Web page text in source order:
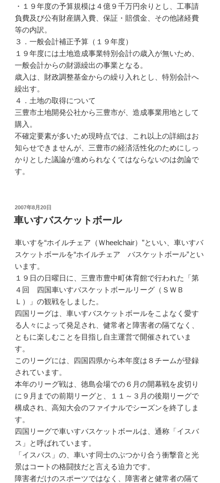
・１９年度の予算規模は４億９千万円余りとし、工事請
負費及び公有財産購入費、保証・賠償金、その他諸経費
等の内訳。
３．一般会計補正予算（１９年度）
１９年度には土地造成事業特別会計の歳入が無いため、
一般会計からの財源繰出の事業となる。
歳入は、財政調整基金からの繰り入れとし、特別会計へ
繰出す。
４．土地の取得について
三豊市土地開発公社から三豊市が、造成事業用地として
購入。
不確定要素が多いため現時点では、これ以上の詳細はお
知らせできませんが、三豊市の経済活性化のためにしっ
かりとした議論が進められなくてはならないのは勿論で
す。
投
稿
日:
2007年8月20日
車いすバスケットボール
車いすを“ホイルチェア（Ｗheelchair）”といい、車いすバ
スケットボールを“ホイルチェア バスケットボール”とい
います。
１９日の日曜日に、三豊市豊中町体育館で行われた「第
４回 四国車いすバスケットボールリーグ（ＳＷＢ
Ｌ）」の観戦をしました。
四国リーグは、車いすバスケットボールをこよなく愛す
る人々によって発足され、健常者と障害者の隔てなく、
ともに楽しむことを目指し自主運営で開催されていま
す。
このリーグには、四国四県から本年度は８チームが登録
されています。
本年のリーグ戦は、徳島会場での６月の開幕戦を皮切り
に９月までの前期リーグと、１１～３月の後期リーグで
構成され、高知大会のファイナルでシーズンを終了しま
す。
四国リーグで車いすバスケットボールは、通称「イスバ
ス」と呼ばれています。
「イスバス」の、車いす同士のぶつかり合う衝撃音と光
景はコートの格闘技だと言える迫力です。
障害者だけのスポーツではなく、障害者と健常者の隔て